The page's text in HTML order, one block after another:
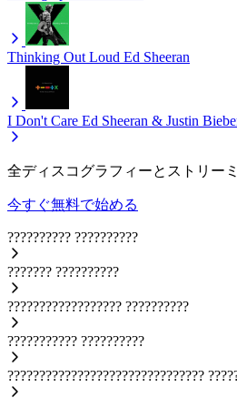
Thinking Out Loud Ed Sheeran
I Don't Care Ed Sheeran & Justin
全ディスコグラフィーとストリー
今すぐ無料で始める
?????????? ??????????
??????? ??????????
?????????????????? ??????????
??????????? ??????????
???????????????????????????????